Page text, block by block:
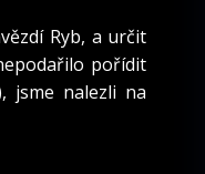
Ryb, a určit
pořídit
jsme nalezli na